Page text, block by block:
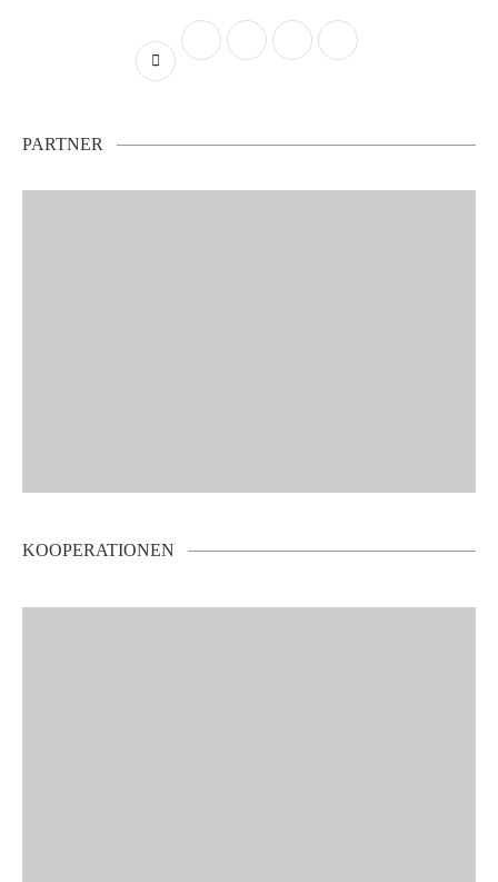
PARTNER
KOOPERATIONEN